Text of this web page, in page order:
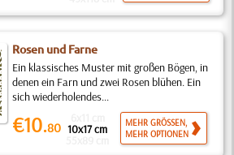
Rosen und Farne
Ein klassisches Muster mit großen Bögen, in
denen ein Farn und zwei Rosen blühen. Ein
sich wiederholendes...
€10.80 10x17 cm
MEHR GRÖSSEN,
MEHR OPTIONEN